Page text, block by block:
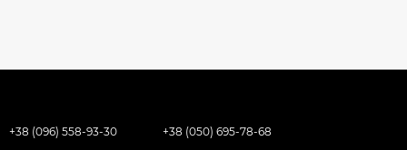
+38 (096) 558-93-30 +38 (050) 695-78-68